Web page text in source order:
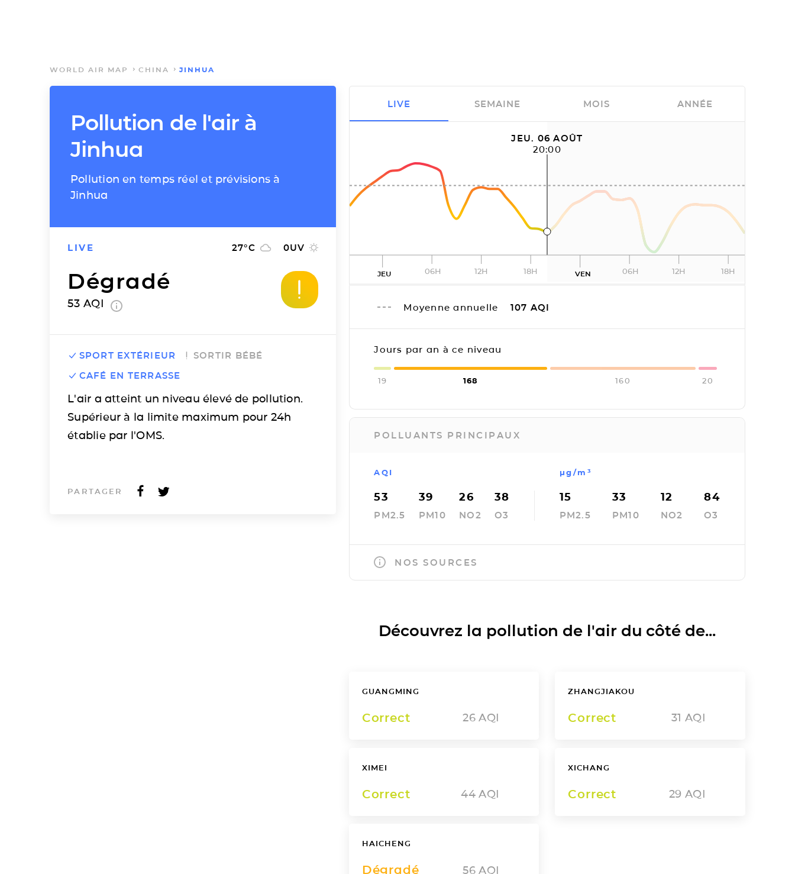
WORLD AIR MAP CHINA JINHUA
Pollution de l'air à
Jinhua
Pollution en temps réel et prévisions à
Jinhua
LIVE 27°C 0UV
Dégradé
53 AQI
SPORT EXTÉRIEUR
SORTIR BÉBÉ
CAFÉ EN TERRASSE
L'air a atteint un niveau élevé de pollution.
Supérieur à la limite maximum pour 24h
établie par l'OMS.
PARTAGER
JEU. 06 AOÛT
20:00
JEU 06H 12H 18H VEN 06H 12H 18H
Moyenne annuelle 107 AQI
Jours par an à ce niveau
19 168 160 20
POLLUANTS PRINCIPAUX
AQI
53
PM2.5
39
PM10
26
NO2
38
O3
µg/m³
15
PM2.5
33
PM10
12
NO2
84
O3
NOS SOURCES
LIVE SEMAINE MOIS ANNÉE
Découvrez la pollution de l'air du côté de...
GUANGMING
Correct 26 AQI
ZHANGJIAKOU
Correct 31 AQI
XIMEI
Correct 44 AQI
XICHANG
Correct 29 AQI
HAICHENG
Dégradé 56 AQI